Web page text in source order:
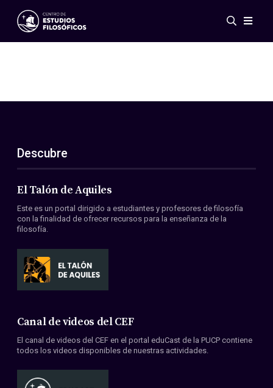
Eventos
ES
EN
Acerca de nosotros
Miembros
Convenios
Descubre
El Talón de Aquiles
Este es un portal dirigido a estudiantes y profesores de filosofía
con la finalidad de ofrecer recursos para la enseñanza de la
filosofía.
Canal de videos del CEF
El canal de videos del CEF en el portal eduCast de la PUCP contiene
todos los videos disponibles de nuestras actividades.